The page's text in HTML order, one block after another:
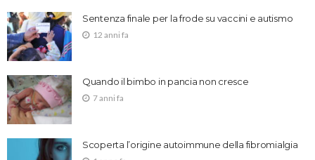
Sentenza finale per la frode su vaccini e autismo
12 anni fa
Quando il bimbo in pancia non cresce
7 anni fa
Scoperta l’origine autoimmune della fibromialgia